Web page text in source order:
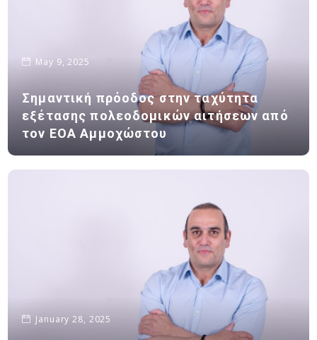
May 9, 2025
Σημαντική πρόοδος στην ταχύτητα
εξέτασης πολεοδομικών αιτήσεων από
τον ΕΟΑ Αμμοχώστου
January 28, 2025